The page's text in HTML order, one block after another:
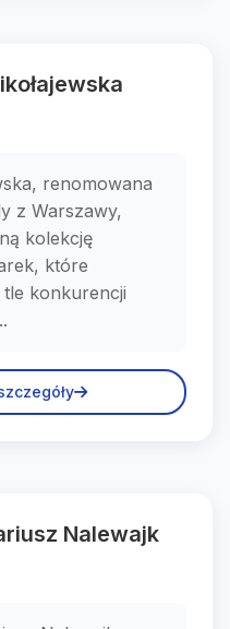
renomowana
z Warszawy,
kolekcję
które
konkurencji
Nalewajk